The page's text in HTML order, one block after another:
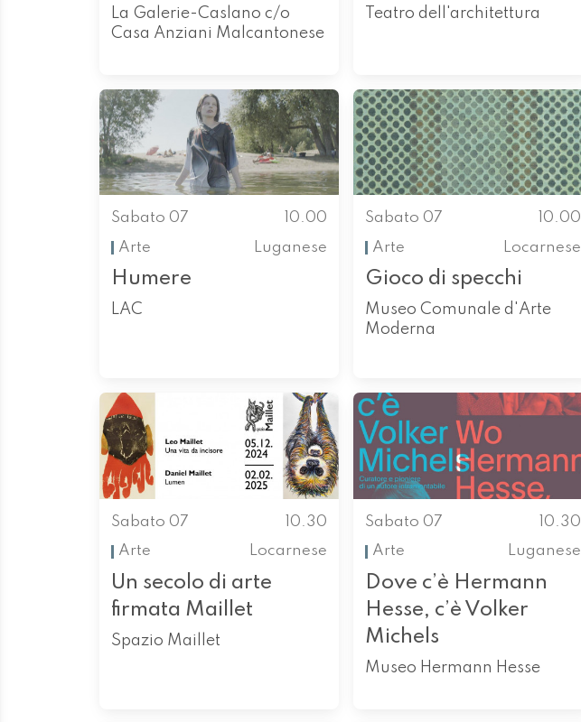
La Galerie-Caslano c/o
Casa Anziani Malcantonese
Teatro dell'architettura
Sabato 07
10.00
Arte
Luganese
Humere
LAC
Sabato 07
10.00
Arte
Locarnese
Gioco di specchi
Museo Comunale d'Arte
Moderna
Sabato 07
10.30
Arte
Locarnese
Un secolo di arte
firmata Maillet
Spazio Maillet
Sabato 07
10.30
Arte
Luganese
Dove c’è Hermann
Hesse, c’è Volker
Michels
Museo Hermann Hesse